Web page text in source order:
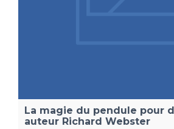
La magie du pendule pour
auteur Richard Webster